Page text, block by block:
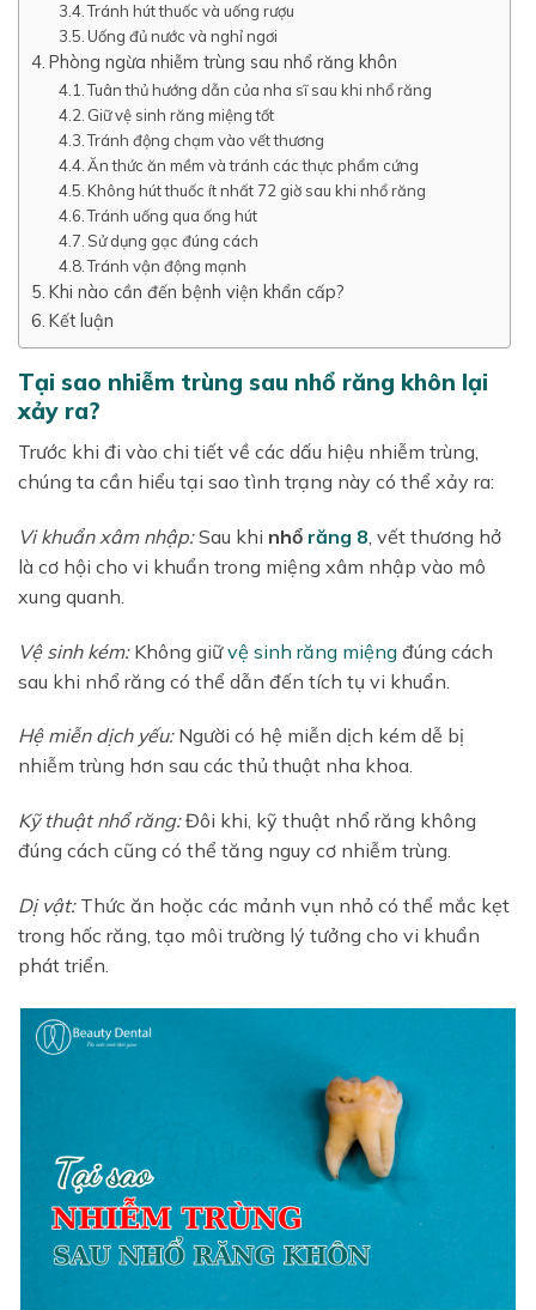
Tránh hút thuốc và uống rượu
Uống đủ nước và nghỉ ngơi
Phòng ngừa nhiễm trùng sau nhổ răng khôn
Tuân thủ hướng dẫn của nha sĩ sau khi nhổ răng
Giữ vệ sinh răng miệng tốt
Tránh động chạm vào vết thương
Ăn thức ăn mềm và tránh các thực phẩm cứng
Không hút thuốc ít nhất 72 giờ sau khi nhổ răng
Tránh uống qua ống hút
Sử dụng gạc đúng cách
Tránh vận động mạnh
Khi nào cần đến bệnh viện khẩn cấp?
Kết luận
Tại sao nhiễm trùng sau nhổ răng khôn lại
xảy ra?
Trước khi đi vào chi tiết về các dấu hiệu nhiễm trùng,
chúng ta cần hiểu tại sao tình trạng này có thể xảy ra:
Vi khuẩn xâm nhập:Sau khi nhổ răng 8 , vết thương hở
là cơ hội cho vi khuẩn trong miệng xâm nhập vào mô
xung quanh.
Vệ sinh kém:Không giữvệ sinh răng miệng đúng cách
sau khi nhổ răng có thể dẫn đến tích tụ vi khuẩn.
Hệ miễn dịch yếu: Người có hệ miễn dịch kém dễ bị
nhiễm trùng hơn sau các thủ thuật nha khoa.
Kỹ thuật nhổ răng:Đôi khi, kỹ thuật nhổ răng không
đúng cách cũng có thể tăng nguy cơ nhiễm trùng.
Dị vật:Thức ăn hoặc các mảnh vụn nhỏ có thể mắc kẹt
trong hốc răng, tạo môi trường lý tưởng cho vi khuẩn
phát triển.